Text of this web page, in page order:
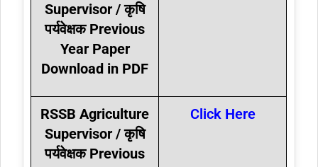
Supervisor / कृषि
पर्यवेक्षक Previous
Year Paper
Download in PDF
RSSB Agriculture
Supervisor / कृषि
पर्यवेक्षक Previous
Click Here